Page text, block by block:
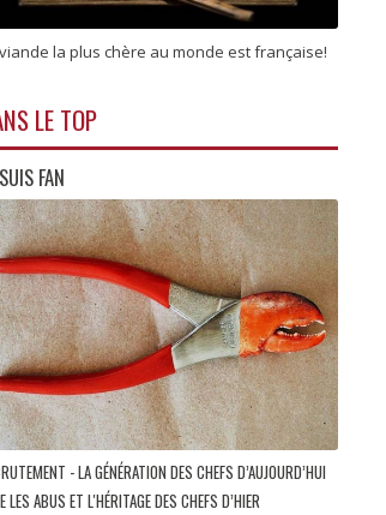
la plus chère au monde est française!
LE TOP
FAN
- LA GÉNÉRATION DES CHEFS D’AUJOURD’HUI
LES ABUS ET L'HÉRITAGE DES CHEFS D’HIER